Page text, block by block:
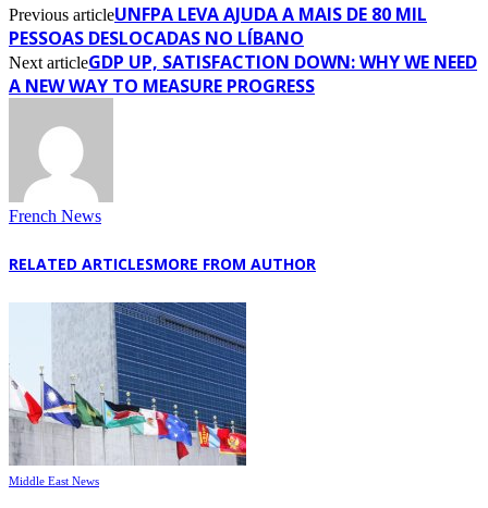
Previous articleUNFPA LEVA AJUDA A MAIS DE 80 MIL
PESSOAS DESLOCADAS NO LÍBANO
Next articleGDP UP, SATISFACTION DOWN: WHY WE NEED
A NEW WAY TO MEASURE PROGRESS
French News
RELATED ARTICLESMORE FROM AUTHOR
Middle East News